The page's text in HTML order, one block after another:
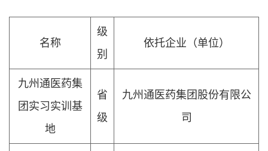
名称
级
别
依托企业（单位）
九州通医药集
团实习实训基
地
省
级
九州通医药集团股份有限公
司